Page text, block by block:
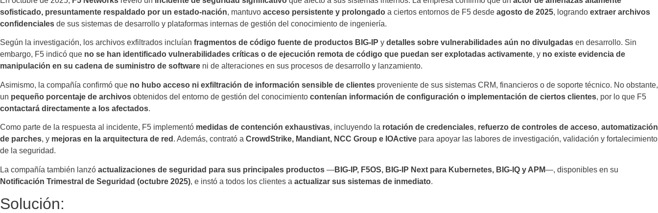
sofisticado, presuntamente respaldado por un estado-nación, mantuvo acceso persistente y prolongado a ciertos entornos de F5 desde agosto de 2025, logrando extraer archivos
confidenciales de sus sistemas de desarrollo y plataformas internas de gestión del conocimiento de ingeniería.
Según la investigación, los archivos exfiltrados incluían fragmentos de código fuente de productos BIG-IP y detalles sobre vulnerabilidades aún no divulgadas en desarrollo. Sin
embargo, F5 indicó que no se han identificado vulnerabilidades críticas o de ejecución remota de código que puedan ser explotadas activamente, y no existe evidencia de
manipulación en su cadena de suministro de software ni de alteraciones en sus procesos de desarrollo y lanzamiento.
Asimismo, la compañía confirmó que no hubo acceso ni exfiltración de información sensible de clientes proveniente de sus sistemas CRM, financieros o de soporte técnico. No obstante,
un pequeño porcentaje de archivos obtenidos del entorno de gestión del conocimiento contenían información de configuración o implementación de ciertos clientes, por lo que F5
contactará directamente a los afectados.
Como parte de la respuesta al incidente, F5 implementó medidas de contención exhaustivas, incluyendo la rotación de credenciales, refuerzo de controles de acceso, automatización
de parches, y mejoras en la arquitectura de red . Además, contrató a CrowdStrike, Mandiant, NCC Group e IOActive para apoyar las labores de investigación, validación y fortalecimiento
de la seguridad.
La compañía también lanzó actualizaciones de seguridad para sus principales productos —BIG-IP, F5OS, BIG-IP Next para Kubernetes, BIG-IQ y APM—, disponibles en su
Notificación Trimestral de Seguridad (octubre 2025), e instó a todos los clientes a actualizar sus sistemas de inmediato.
Solución: